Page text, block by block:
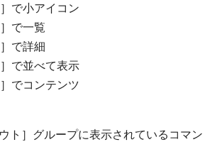
で小アイコン
で一覧
で詳細
で並べて表示
でコンテンツ
ト］グループに表示されているコマ